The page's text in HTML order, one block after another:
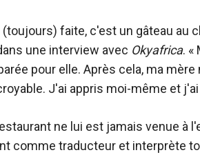
faite, c'est un gâteau au
une interview avec Okyafrica. «
pour elle. Après cela, ma
J'ai appris moi-même et
ne lui est jamais venue à
comme traducteur et interprète